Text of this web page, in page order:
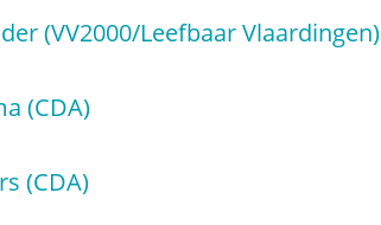
(VV2000/Leefbaar Vlaardingen)
(CDA)
(CDA)